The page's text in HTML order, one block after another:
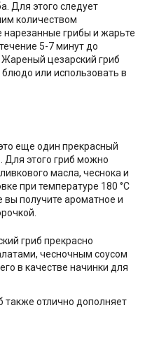
Для этого следует
количеством
нарезанные грибы и жарьте
5-7 минут до
Жареный цезарский гриб
или использовать в
еще один прекрасный
Для этого гриб можно
масла, чеснока и
при температуре 180 °С
вы получите ароматное и
гриб прекрасно
чесночным соусом
в качестве начинки для
также отлично дополняет